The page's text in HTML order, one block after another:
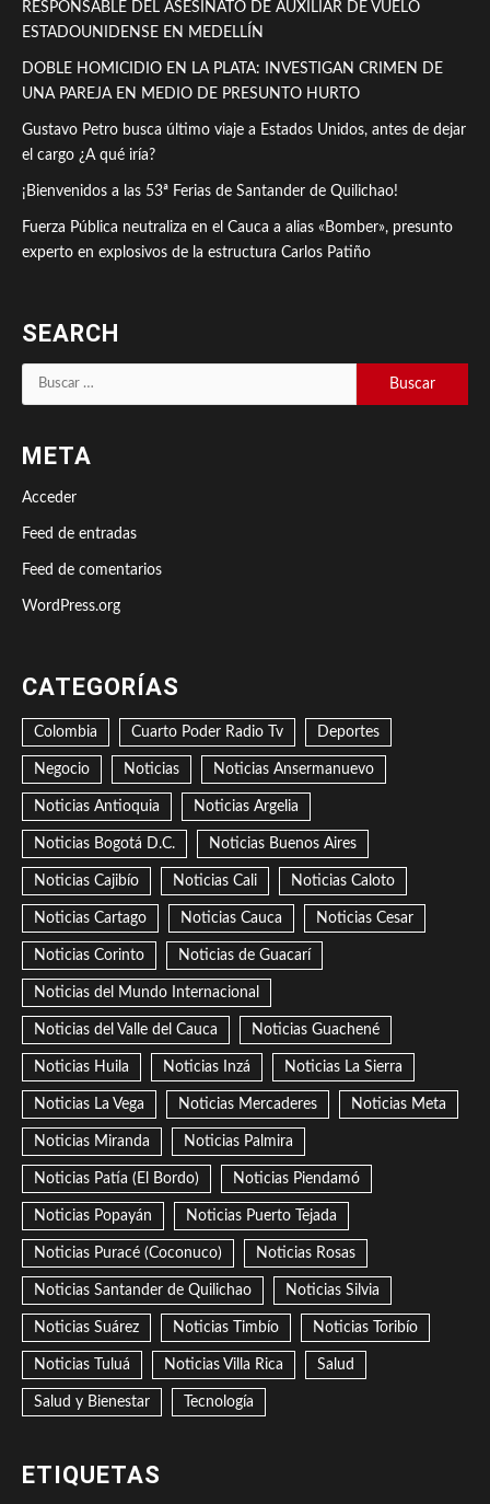
RESPONSABLE DEL ASESINATO DE AUXILIAR DE VUELO
ESTADOUNIDENSE EN MEDELLÍN
DOBLE HOMICIDIO EN LA PLATA: INVESTIGAN CRIMEN DE
UNA PAREJA EN MEDIO DE PRESUNTO HURTO
Gustavo Petro busca último viaje a Estados Unidos, antes de dejar
el cargo ¿A qué iría?
¡Bienvenidos a las 53ª Ferias de Santander de Quilichao!
Fuerza Pública neutraliza en el Cauca a alias «Bomber», presunto
experto en explosivos de la estructura Carlos Patiño
SEARCH
Buscar:
META
Acceder
Feed de entradas
Feed de comentarios
WordPress.org
CATEGORÍAS
Colombia Cuarto Poder Radio Tv Deportes
Negocio Noticias Noticias Ansermanuevo
Noticias Antioquia Noticias Argelia
Noticias Bogotá D.C. Noticias Buenos Aires
Noticias Cajibío Noticias Cali Noticias Caloto
Noticias Cartago Noticias Cauca Noticias Cesar
Noticias Corinto Noticias de Guacarí
Noticias del Mundo Internacional
Noticias del Valle del Cauca Noticias Guachené
Noticias Huila Noticias Inzá Noticias La Sierra
Noticias La Vega Noticias Mercaderes Noticias Meta
Noticias Miranda Noticias Palmira
Noticias Patía (El Bordo) Noticias Piendamó
Noticias Popayán Noticias Puerto Tejada
Noticias Puracé (Coconuco) Noticias Rosas
Noticias Santander de Quilichao Noticias Silvia
Noticias Suárez Noticias Timbío Noticias Toribío
Noticias Tuluá Noticias Villa Rica Salud
Salud y Bienestar Tecnología
ETIQUETAS